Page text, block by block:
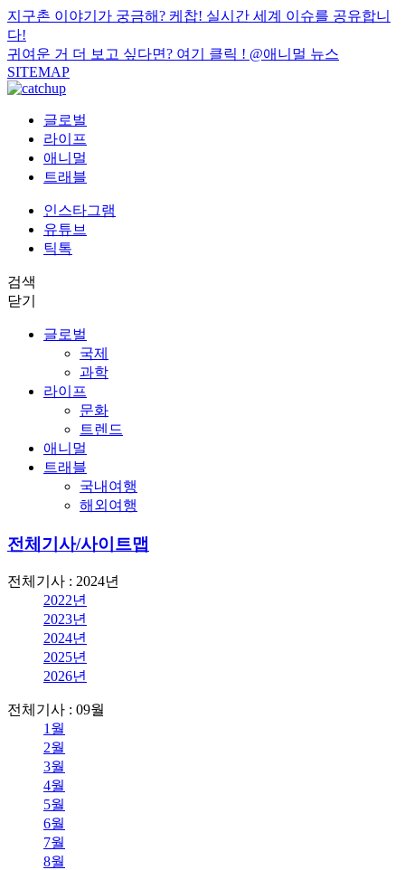
지구촌 이야기가 궁금해? 케찹! 실시간 세계 이슈를 공유합니
다!
귀여운 거 더 보고 싶다면? 여기 클릭 ! @애니멀 뉴스
SITEMAP
글로벌
라이프
애니멀
트래블
인스타그램
유튜브
틱톡
검색
닫기
글로벌
국제
과학
라이프
문화
트렌드
애니멀
트래블
국내여행
해외여행
전체기사/사이트맵
전체기사 : 2024년
2022년
2023년
2024년
2025년
2026년
전체기사 : 09월
1월
2월
3월
4월
5월
6월
7월
8월